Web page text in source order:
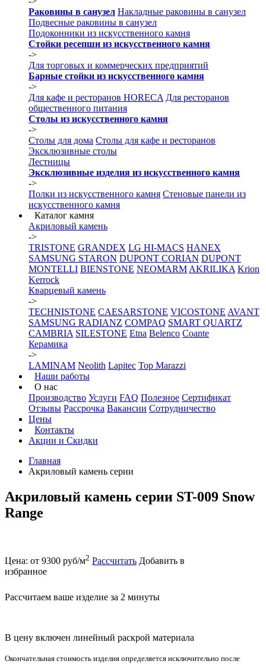
Раковины в санузел Накладные раковины в санузел
Подвесные раковины в санузел
Подоконники из искусственного камня
Стойки ресепшн из искусственного камня
->
Для торговых и коммерческих предприятий
Барные стойки из искусственного камня
->
Для кафе и ресторанов HORECA Для ресторанов
общественного питания
Столы из искусственного камня
->
Столы для дома Столы для кафе и ресторанов
Эксклюзивные столы
Лестницы
Эксклюзивные изделия из искусственного камня
->
Полки из искусственного камня Стеновые панели из
искусственного камня
Каталог камня
Акриловый камень
->
TRISTONE GRANDEX LG HI-MACS HANEX
SAMSUNG STARON DUPONT CORIAN DUPONT
MONTELLI BIENSTONE NEOMARM AKRILIKA Krion
Kerrock
Кварцевый камень
->
TECHNISTONE CAESARSTONE VICOSTONE AVANT
SAMSUNG RADIANZ COMPAQ SMART QUARTZ
CAMBRIA SILESTONE Etna Belenco Coante
Керамика
->
LAMINAM Neolith Lapitec Top Marazzi
Наши работы
О нас
Производство Услуги FAQ Полезное Сертификат
Отзывы Рассрочка Вакансии Сотрудничество
Цены
Контакты
Акции и Скидки
Главная
Акриловый камень серии
Акриловый камень серии ST-009 Snow
Range
Цена: от 9300 руб/м2 Рассчитать Добавить в
избранное
Рассчитаем ваше изделие за 2 минуты
В цену включен линейный раскрой материала
Окончательная стоимость изделия определяется исключительно после